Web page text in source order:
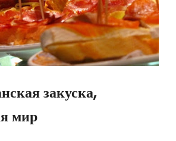
закуска,
мир